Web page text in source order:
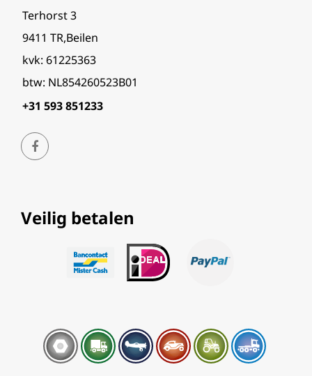
Terhorst 3
9411 TR,Beilen
kvk: 61225363
btw: NL854260523B01
+31 593 851233
Veilig betalen